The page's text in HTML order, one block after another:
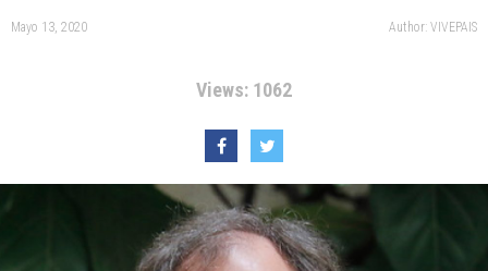
Mayo 13, 2020 Author: VIVEPAIS
Views: 1062